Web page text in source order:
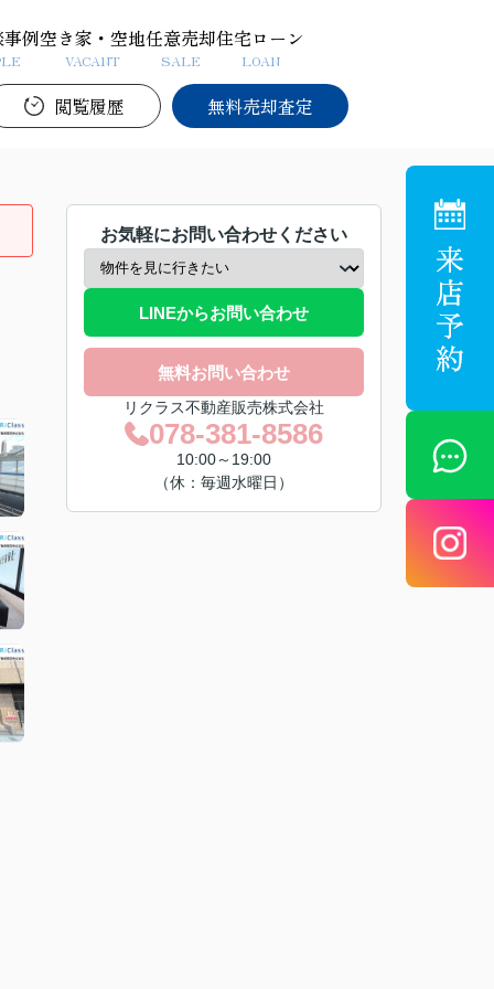
例空き家・空地
VACANT
任意売却
SALE
住宅ローン
LOAN
閲覧履歴 無料売却査定
お気軽にお問い合わせください
LINEからお問い合わせ
無料お問い合わせ
リクラス不動産販売株式会社
078-381-8586
10:00～19:00
（休：毎週水曜日）